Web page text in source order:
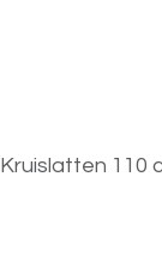
Kruislatten 110